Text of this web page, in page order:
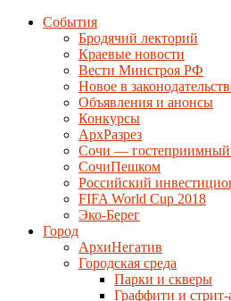
События
Бродячий лекторий
Краевые новости
Вести Минстроя РФ
Новое в
Объявления и анонсы
Конкурсы
АрхРазрез
Сочи — гостеприимный
СочиПешком
Российский
FIFA World Cup 2018
Эко-Берег
Город
АрхиНегатив
Городская среда
Парки и скверы
Граффити и стрит-